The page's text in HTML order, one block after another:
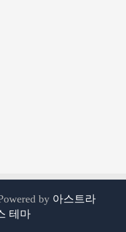
by 아스트라
테마